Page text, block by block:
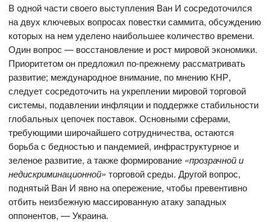
В одной части своего выступления Ван И сосредоточился
на двух ключевых вопросах повестки саммита, обсуждению
которых на нем уделено наибольшее количество времени.
Один вопрос — восстановление и рост мировой экономики.
Приоритетом он предложил по-прежнему рассматривать
развитие; международное внимание, по мнению КНР,
следует сосредоточить на укреплении мировой торговой
системы, подавлении инфляции и поддержке стабильности
глобальных цепочек поставок. Основными сферами,
требующими широчайшего сотрудничества, остаются
борьба с бедностью и пандемией, инфраструктурное и
зеленое развитие, а также формирование «прозрачной и
недискриминационной» торговой среды. Другой вопрос,
поднятый Ван И явно на опережение, чтобы превентивно
отбить неизбежную массированную атаку западных
оппонентов, — Украина.